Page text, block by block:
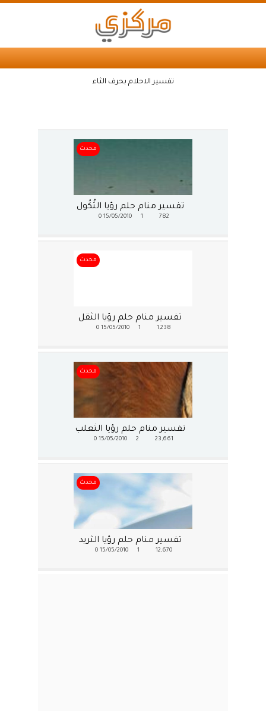
تفسير الاحلام بحرف الثاء
محدث
تفسير منام حلم رؤيا الثُكُول
782
15/05/2010
0
محدث
تفسير منام حلم رؤيا الثقل
1,238
15/05/2010
0
محدث
تفسير منام حلم رؤيا الثعلب
23,661
15/05/2010
0
محدث
تفسير منام حلم رؤيا الثريد
12,670
15/05/2010
0